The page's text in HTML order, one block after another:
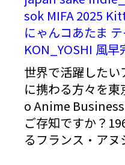
sok MIFA 2025
にゃんコあたま
KON_YOSHI 風早
世界で活躍した
に携わる方々を
o Anime
ご存知ですか？
るフランス・アヌ